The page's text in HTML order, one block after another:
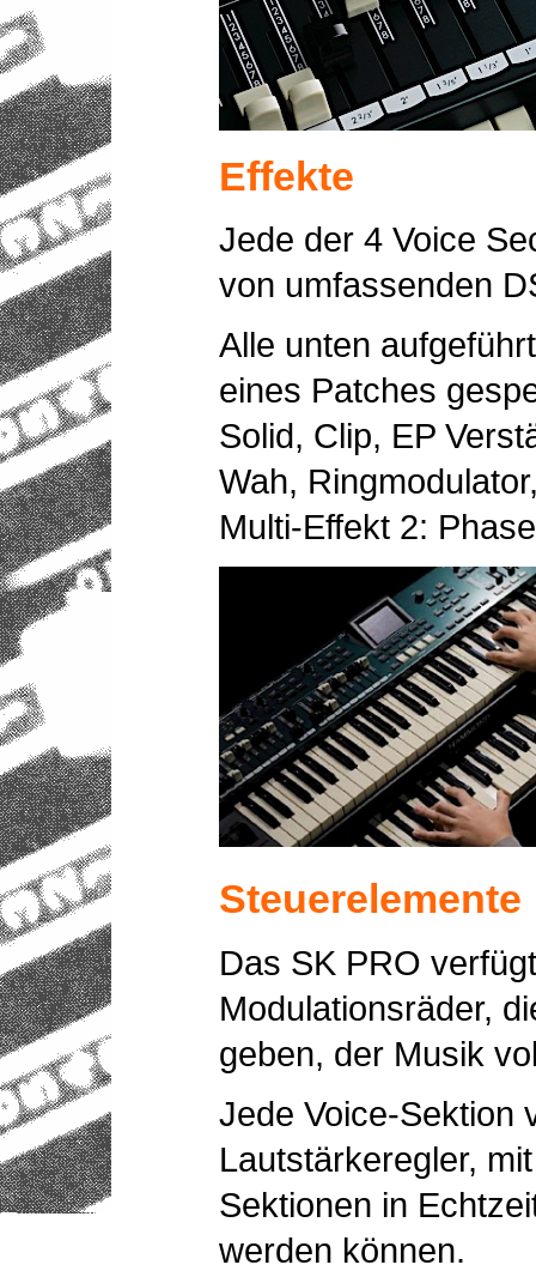
Effekte
Jede der 4 Voice
von umfassenden
Alle unten
eines Patches
Solid, Clip, EP
Wah,
Multi-Effekt 2:
Steuerelemente
Das SK PRO
Modulationsräder,
geben, der Musik
Jede Voice-Sektion
Lautstärkeregler,
Sektionen in
werden können.